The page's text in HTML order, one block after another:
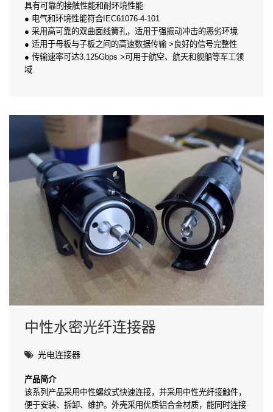
具有可靠的接触性能和耐环境性能
● 电气和环境性能符合IEC61076-4-101
● 采用高可靠的双曲面线簧孔，适用于强振动冲击的恶劣环境
● 适用于母板与子板之间的高速数据传输 >良好的信号完整性
● 传输速率可达3.125Gbps >可用于航空、航天和舰船等军工领
域
中性水密光纤连接器
光电连接器
产品简介
该系列产品采用中性螺纹式快速连接，并采用中性光纤接触件，
便于安装、拆卸、维护。外壳采用优质铝合金材质，能同时连接